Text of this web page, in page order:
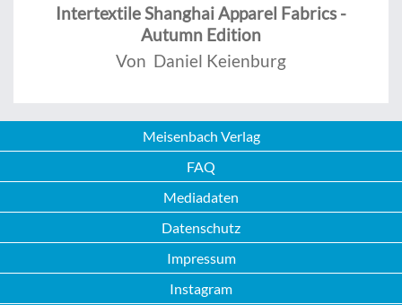
Intertextile Shanghai Apparel Fabrics -
Autumn Edition
Von Daniel Keienburg
Meisenbach Verlag
FAQ
Mediadaten
Datenschutz
Impressum
Instagram